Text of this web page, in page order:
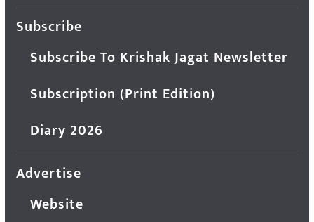
Subscribe
Subscribe To Krishak Jagat Newsletter
Subscription (Print Edition)
Diary 2026
Advertise
Website